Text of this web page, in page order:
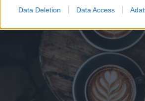
Data Deletion Data Access